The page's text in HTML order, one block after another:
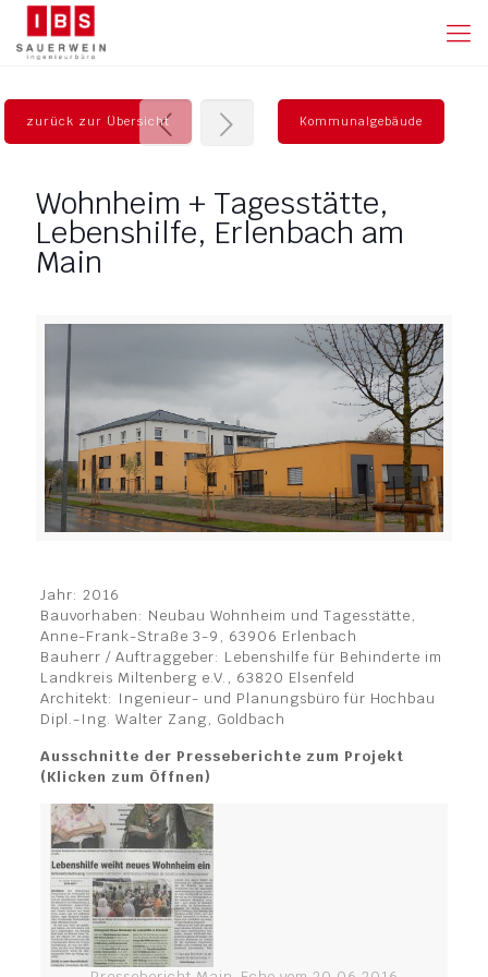
zurück zur Übersicht Kommunalgebäude
Wohnheim + Tagesstätte,
Lebenshilfe, Erlenbach am
Main
Jahr: 2016
Bauvorhaben: Neubau Wohnheim und Tagesstätte,
Anne-Frank-Straße 3-9, 63906 Erlenbach
Bauherr / Auftraggeber: Lebenshilfe für Behinderte im
Landkreis Miltenberg e.V., 63820 Elsenfeld
Architekt: Ingenieur- und Planungsbüro für Hochbau
Dipl.-Ing. Walter Zang, Goldbach
Ausschnitte der Presseberichte zum Projekt
(Klicken zum Öffnen)